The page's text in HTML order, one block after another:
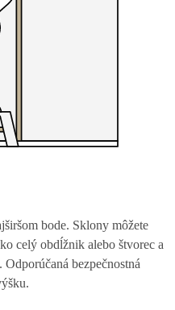
bode. Sklony môžete
celý obdĺžnik alebo štvorec a
Odporúčaná bezpečnostná